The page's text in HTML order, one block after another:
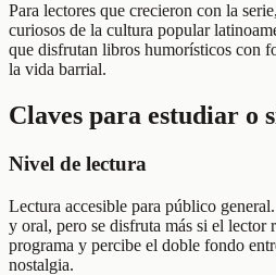
Para lectores que crecieron con la
curiosos de la cultura popular
que disfrutan libros humorísticos con
la vida barrial.
Claves para estudiar o
Nivel de lectura
Lectura accesible para público
y oral, pero se disfruta más si el lector
programa y percibe el doble fondo
nostalgia.